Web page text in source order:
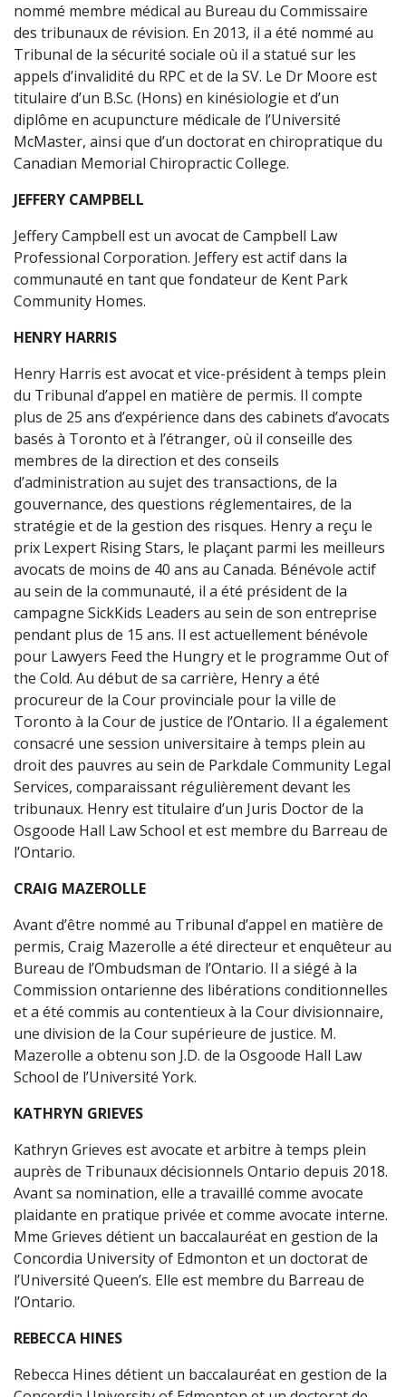
nommé membre médical au Bureau du Commissaire
des tribunaux de révision. En 2013, il a été nommé au
Tribunal de la sécurité sociale où il a statué sur les
appels d’invalidité du RPC et de la SV. Le Dr Moore est
titulaire d’un B.Sc. (Hons) en kinésiologie et d’un
diplôme en acupuncture médicale de l’Université
McMaster, ainsi que d’un doctorat en chiropratique du
Canadian Memorial Chiropractic College.
JEFFERY CAMPBELL
Jeffery Campbell est un avocat de Campbell Law
Professional Corporation. Jeffery est actif dans la
communauté en tant que fondateur de Kent Park
Community Homes.
HENRY HARRIS
Henry Harris est avocat et vice-président à temps plein
du Tribunal d’appel en matière de permis. Il compte
plus de 25 ans d’expérience dans des cabinets d’avocats
basés à Toronto et à l’étranger, où il conseille des
membres de la direction et des conseils
d’administration au sujet des transactions, de la
gouvernance, des questions réglementaires, de la
stratégie et de la gestion des risques. Henry a reçu le
prix Lexpert Rising Stars, le plaçant parmi les meilleurs
avocats de moins de 40 ans au Canada. Bénévole actif
au sein de la communauté, il a été président de la
campagne SickKids Leaders au sein de son entreprise
pendant plus de 15 ans. Il est actuellement bénévole
pour Lawyers Feed the Hungry et le programme Out of
the Cold. Au début de sa carrière, Henry a été
procureur de la Cour provinciale pour la ville de
Toronto à la Cour de justice de l’Ontario. Il a également
consacré une session universitaire à temps plein au
droit des pauvres au sein de Parkdale Community Legal
Services, comparaissant régulièrement devant les
tribunaux. Henry est titulaire d’un Juris Doctor de la
Osgoode Hall Law School et est membre du Barreau de
l’Ontario.
CRAIG MAZEROLLE
Avant d’être nommé au Tribunal d’appel en matière de
permis, Craig Mazerolle a été directeur et enquêteur au
Bureau de l’Ombudsman de l’Ontario. Il a siégé à la
Commission ontarienne des libérations conditionnelles
et a été commis au contentieux à la Cour divisionnaire,
une division de la Cour supérieure de justice. M.
Mazerolle a obtenu son J.D. de la Osgoode Hall Law
School de l’Université York.
KATHRYN GRIEVES
Kathryn Grieves est avocate et arbitre à temps plein
auprès de Tribunaux décisionnels Ontario depuis 2018.
Avant sa nomination, elle a travaillé comme avocate
plaidante en pratique privée et comme avocate interne.
Mme Grieves détient un baccalauréat en gestion de la
Concordia University of Edmonton et un doctorat de
l’Université Queen’s. Elle est membre du Barreau de
l’Ontario.
REBECCA HINES
Rebecca Hines détient un baccalauréat en gestion de la